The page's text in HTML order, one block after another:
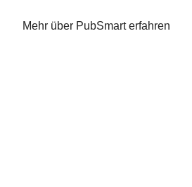
Mehr über PubSmart erfahren